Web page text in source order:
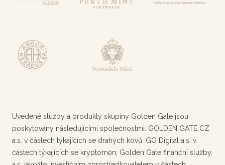
Uvedené služby a produkty skupiny Golden Gate jsou
poskytovány následujícími společnostmi: GOLDEN GATE CZ
a.s. v částech týkajících se drahých kovů; GG Digital a.s. v
částech týkajících se kryptoměn; Golden Gate finanční služby,